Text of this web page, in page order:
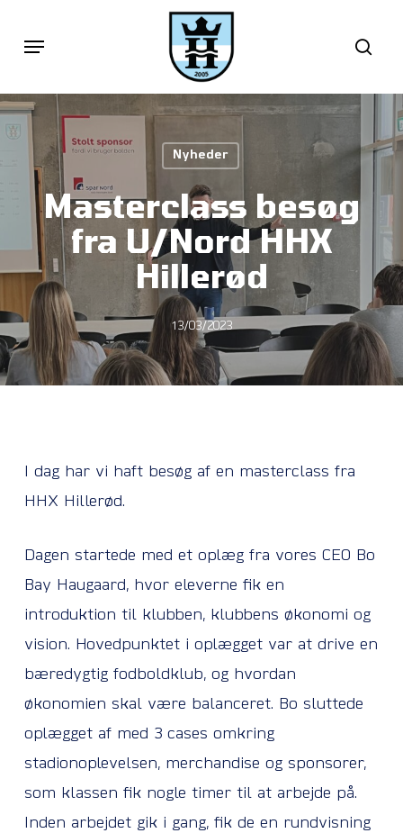
content
Menu
Nyheder
Masterclass besøg
fra U/Nord HHX
Hillerød
13/03/2023
I dag har vi haft besøg af en masterclass fra
HHX Hillerød.
Dagen startede med et oplæg fra vores CEO Bo
Bay Haugaard, hvor eleverne fik en
introduktion til klubben, klubbens økonomi og
vision. Hovedpunktet i oplægget var at drive en
bæredygtig fodboldklub, og hvordan
økonomien skal være balanceret. Bo sluttede
oplægget af med 3 cases omkring
stadionoplevelsen, merchandise og sponsorer,
som klassen fik nogle timer til at arbejde på.
Inden arbejdet gik i gang, fik de en rundvisning